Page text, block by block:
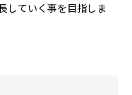
していく事を目指しま